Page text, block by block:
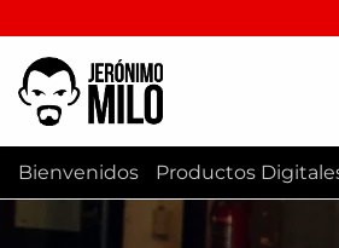
al
contenido
Bienvenidos Productos